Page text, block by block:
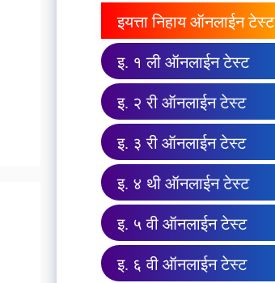
इयत्ता निहाय ऑनलाईन टेस्ट
इ. १ ली ऑनलाईन टेस्ट
इ. २ री ऑनलाईन टेस्ट
इ. ३ री ऑनलाईन टेस्ट
इ. ४ थी ऑनलाईन टेस्ट
इ. ५ वी ऑनलाईन टेस्ट
इ. ६ वी ऑनलाईन टेस्ट